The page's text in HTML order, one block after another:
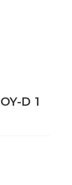
D 1